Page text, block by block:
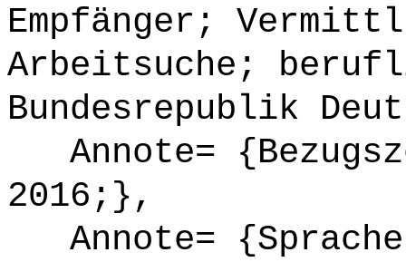
Empfänger;
Arbeitsuche;
Bundesrepublik
Annote=
2016;},
Annote=